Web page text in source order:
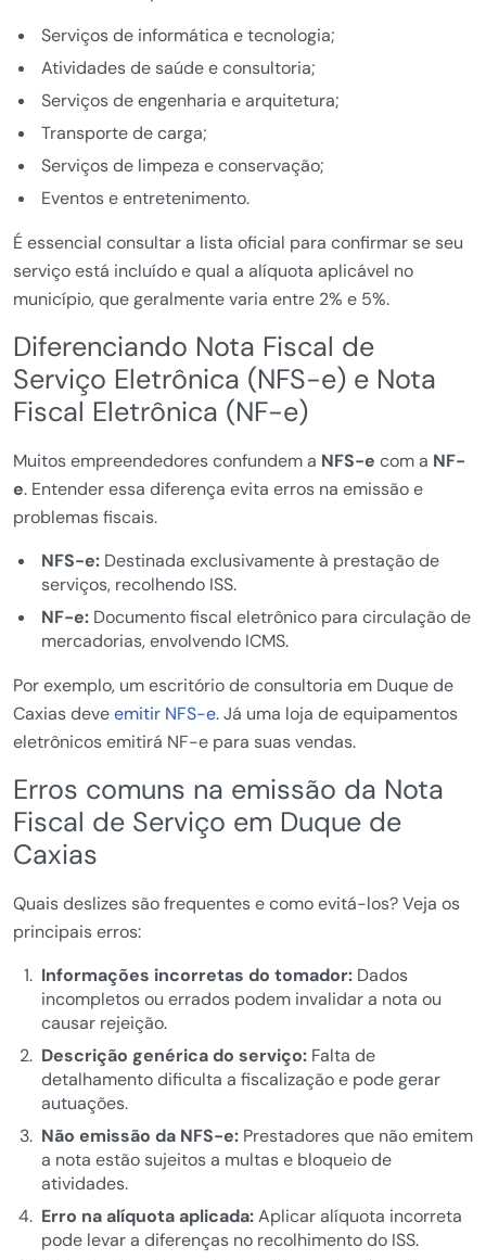
Serviços de informática e tecnologia;
Atividades de saúde e consultoria;
Serviços de engenharia e arquitetura;
Transporte de carga;
Serviços de limpeza e conservação;
Eventos e entretenimento.
É essencial consultar a lista oficial para confirmar se seu
serviço está incluído e qual a alíquota aplicável no
município, que geralmente varia entre 2% e 5%.
Diferenciando Nota Fiscal de
Serviço Eletrônica (NFS-e) e Nota
Fiscal Eletrônica (NF-e)
Muitos empreendedores confundem a NFS-e com a NF-
e. Entender essa diferença evita erros na emissão e
problemas fiscais.
NFS-e:Destinada exclusivamente à prestação de
serviços, recolhendo ISS.
NF-e:Documento fiscal eletrônico para circulação de
mercadorias, envolvendo ICMS.
Por exemplo, um escritório de consultoria em Duque de
Caxias deveemitir NFS-e. Já uma loja de equipamentos
eletrônicos emitirá NF-e para suas vendas.
Erros comuns na emissão da Nota
Fiscal de Serviço em Duque de
Caxias
Quais deslizes são frequentes e como evitá-los? Veja os
principais erros:
Informações incorretas do tomador:Dados
incompletos ou errados podem invalidar a nota ou
causar rejeição.
Descrição genérica do serviço:Falta de
detalhamento dificulta a fiscalização e pode gerar
autuações.
Não emissão da NFS-e:Prestadores que não emitem
a nota estão sujeitos a multas e bloqueio de
atividades.
Erro na alíquota aplicada:Aplicar alíquota incorreta
pode levar a diferenças no recolhimento do ISS.